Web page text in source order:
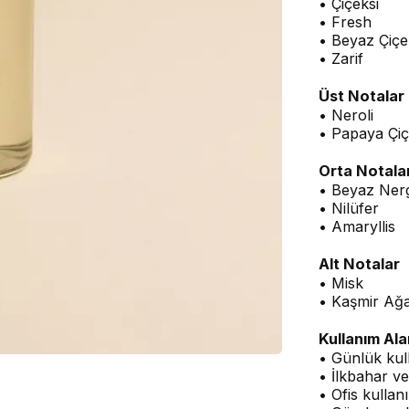
• Çiçeksi
• Fresh
• Beyaz
• Zarif
Üst Notalar
• Neroli
• Papaya
Orta
• Beyaz
• Nilüfer
• Amaryllis
Alt Notalar
• Misk
• Kaşmir
Kullanım
• Günlük
• İlkbahar
• Ofis